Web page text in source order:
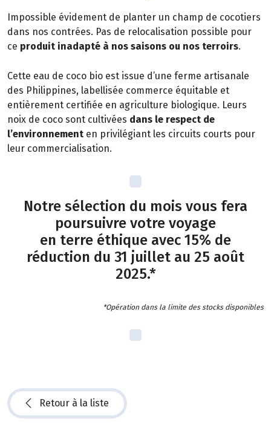
Impossible évidement de planter un champ de cocotiers
dans nos contrées. Pas de relocalisation possible pour
ce produit inadapté à nos saisons ou nos terroirs.
Cette eau de coco bio est issue d’une ferme artisanale
des Philippines, labellisée commerce équitable et
entièrement certifiée en agriculture biologique. Leurs
noix de coco sont cultivées dans le respect de
l’environnement en privilégiant les circuits courts pour
leur commercialisation.
Notre sélection du mois vous fera
poursuivre votre voyage
en terre éthique avec 15% de
réduction du 31 juillet au 25 août
2025.*
*Opération dans la limite des stocks disponibles
Retour à la liste